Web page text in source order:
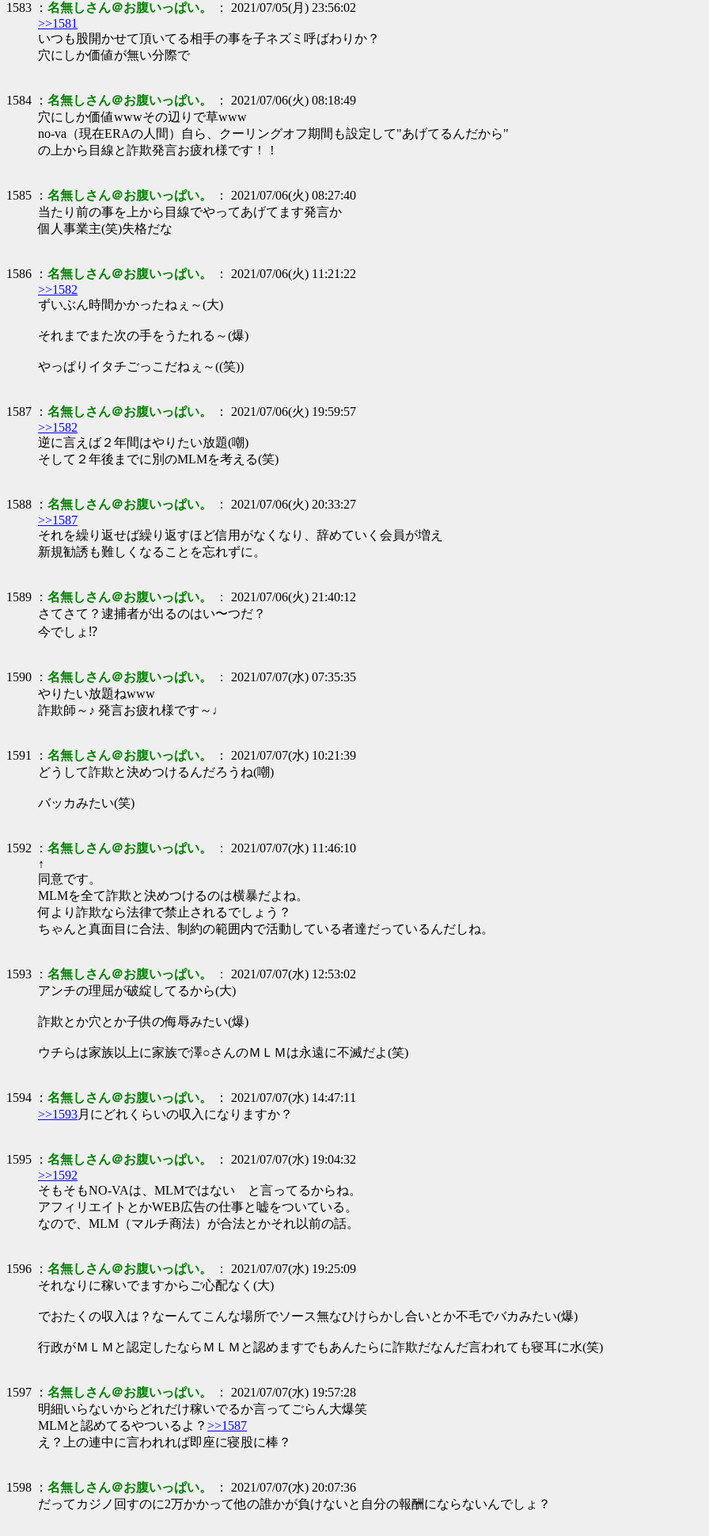
1583 ： 名無しさん＠お腹いっぱい。
： 2021/07/05(月) 23:56:02
>>1581
いつも股開かせて頂いてる相手の事を子ネズミ呼ばわりか？
穴にしか価値が無い分際で
1584 ： 名無しさん＠お腹いっぱい。
： 2021/07/06(火) 08:18:49
穴にしか価値wwwその辺りで草www
no-va（現在ERAの人間）自ら、クーリングオフ期間も設定して"あげてるんだから"
の上から目線と詐欺発言お疲れ様です！！
1585 ： 名無しさん＠お腹いっぱい。
： 2021/07/06(火) 08:27:40
当たり前の事を上から目線でやってあげてます発言か
個人事業主(笑)失格だな
1586 ： 名無しさん＠お腹いっぱい。
： 2021/07/06(火) 11:21:22
>>1582
ずいぶん時間かかったねぇ～(大)
それまでまた次の手をうたれる～(爆)
やっぱりイタチごっこだねぇ～((笑))
1587 ： 名無しさん＠お腹いっぱい。
： 2021/07/06(火) 19:59:57
>>1582
逆に言えば２年間はやりたい放題(嘲)
そして２年後までに別のMLMを考える(笑)
1588 ： 名無しさん＠お腹いっぱい。
： 2021/07/06(火) 20:33:27
>>1587
それを繰り返せば繰り返すほど信用がなくなり、辞めていく会員が増え
新規勧誘も難しくなることを忘れずに。
1589 ： 名無しさん＠お腹いっぱい。
： 2021/07/06(火) 21:40:12
さてさて？逮捕者が出るのはい〜つだ？
今でしょ⁉️
1590 ： 名無しさん＠お腹いっぱい。
： 2021/07/07(水) 07:35:35
やりたい放題ねwww
詐欺師～♪ 発言お疲れ様です～♩
1591 ： 名無しさん＠お腹いっぱい。
： 2021/07/07(水) 10:21:39
どうして詐欺と決めつけるんだろうね(嘲)
バッカみたい(笑)
1592 ： 名無しさん＠お腹いっぱい。
： 2021/07/07(水) 11:46:10
↑
同意です。
MLMを全て詐欺と決めつけるのは横暴だよね。
何より詐欺なら法律で禁止されるでしょう？
ちゃんと真面目に合法、制約の範囲内で活動している者達だっているんだしね。
1593 ： 名無しさん＠お腹いっぱい。
： 2021/07/07(水) 12:53:02
アンチの理屈が破綻してるから(大)
詐欺とか穴とか子供の侮辱みたい(爆)
ウチらは家族以上に家族で澤○さんのＭＬＭは永遠に不滅だよ(笑)
1594 ： 名無しさん＠お腹いっぱい。
： 2021/07/07(水) 14:47:11
>>1593月にどれくらいの収入になりますか？
1595 ： 名無しさん＠お腹いっぱい。
： 2021/07/07(水) 19:04:32
>>1592
そもそもNO-VAは、MLMではない と言ってるからね。
アフィリエイトとかWEB広告の仕事と嘘をついている。
なので、MLM（マルチ商法）が合法とかそれ以前の話。
1596 ： 名無しさん＠お腹いっぱい。
： 2021/07/07(水) 19:25:09
それなりに稼いでますからご心配なく(大)
でおたくの収入は？なーんてこんな場所でソース無なひけらかし合いとか不毛でバカみたい(爆)
行政がＭＬＭと認定したならＭＬＭと認めますでもあんたらに詐欺だなんだ言われても寝耳に水(笑)
1597 ： 名無しさん＠お腹いっぱい。
： 2021/07/07(水) 19:57:28
明細いらないからどれだけ稼いでるか言ってごらん大爆笑
MLMと認めてるやついるよ？ >>1587
え？上の連中に言われれば即座に寝股に棒？
1598 ： 名無しさん＠お腹いっぱい。
： 2021/07/07(水) 20:07:36
だってカジノ回すのに2万かかって他の誰かが負けないと自分の報酬にならないんでしょ？